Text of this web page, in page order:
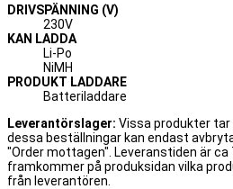
DRIVSPÄNNING (V)
230V
KAN LADDA
Li-Po
NiMH
PRODUKT LADDARE
Batteriladdare
Leverantörslager: Vissa produkter tar
dessa beställningar kan endast
"Order mottagen". Leveranstiden är ca
framkommer på produksidan vilka
från leverantören.